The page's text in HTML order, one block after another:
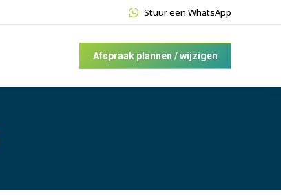
Stuur een WhatsApp
Afspraak plannen / wijzigen